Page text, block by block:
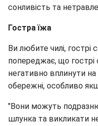
сонливість та
Гостра їжа
Ви любите чилі, гострі
попереджає, що
негативно вплинути
обережні, особливо
"Вони можуть
шлунка та викликати